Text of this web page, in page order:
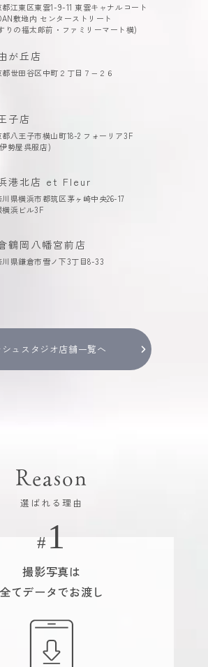
江東区東雲1-9-11 東雲キャナルコート
敷地内 センターストリート
りの福太郎前・ファミリーマート横)
が丘店
都世田谷区中町２丁目７−２６
子店
八王子市横山町18-2 フォーリア3F
勢屋呉服店)
港北店 et Fleur
県横浜市都筑区茅ヶ崎中央26-17
横浜ビル3F
鶴岡八幡宮前店
川県鎌倉市雪ノ下3丁目8-33
シュスタジオ店舗一覧へ
Reason
選ばれる理由
撮影写真は
全てデータでお渡し